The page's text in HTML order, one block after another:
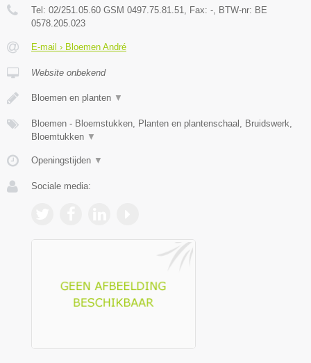
Tel: 02/251.05.60 GSM 0497.75.81.51 , Fax: - , BTW-nr: BE
0578.205.023
E-mail › Bloemen André
Website onbekend
Bloemen en planten ▼
Bloemen - Bloemstukken, Planten en plantenschaal, Bruidswerk,
Bloemtukken ▼
Openingstijden ▼
Sociale media: